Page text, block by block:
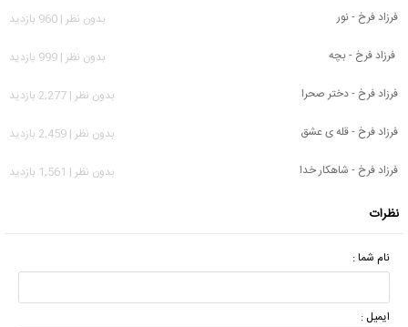
فرزاد فرخ - نور
بدون نظر | 960 بازدید
فرزاد فرخ - بچه
بدون نظر | 999 بازدید
فرزاد فرخ - دختر صحرا
بدون نظر | 2,277 بازدید
فرزاد فرخ - قله ی عشق
بدون نظر | 2,459 بازدید
فرزاد فرخ - شاهکار خدا
بدون نظر | 1,561 بازدید
نظرات
نام شما :
ایمیل :